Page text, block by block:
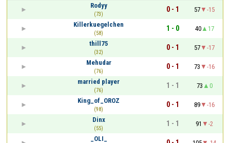
Rodyy
(73)
0 - 1 57
-15
Killerkuegelchen
(58)
1 - 0 40
17
thill75
(32)
0 - 1 57
-17
Mehudar
(76)
0 - 1 73
-16
married player
(76)
1 - 1 73
0
King_of_OROZ
(98)
0 - 1 89
-16
Dinx
(55)
1 - 1 91
-2
_OLI_